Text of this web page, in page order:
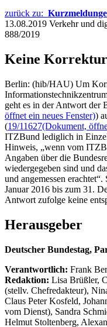
zurück zu:
13.08.2019 Verkehr und
888/2019
Keine
Berlin: (hib/HAU) Um
geht es in der Antwort der
öffnet ein neues Fenster))
(19/11627(Dokument,
ITZBund lediglich in
Hinweis, „wenn vom
Angaben über die
wiedergegeben sind und
und angemessen
Januar 2016 bis zum 31.
Antwort zufolge keine
Herausgeber
Deutscher Bundestag,
Verantwortlich: Frank
Redaktion: Lisa Brüßler,
(stellv. Chefredakteur),
Claus Peter Kosfeld,
vom Dienst), Sandra
Helmut Stoltenberg,